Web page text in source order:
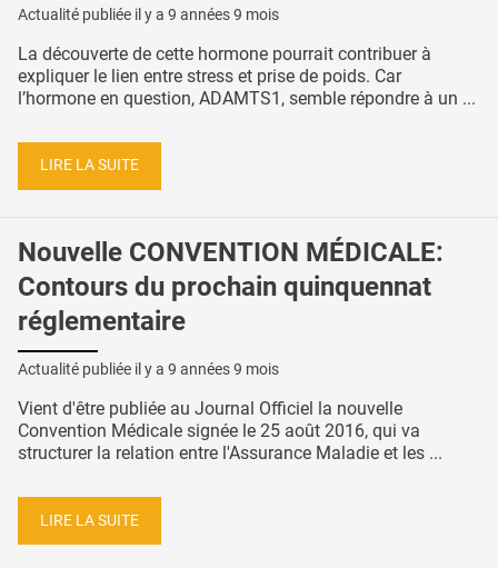
Actualité publiée il y a 9 années 9 mois
La découverte de cette hormone pourrait contribuer à
expliquer le lien entre stress et prise de poids. Car
l’hormone en question, ADAMTS1, semble répondre à un ...
LIRE LA SUITE
Nouvelle CONVENTION MÉDICALE:
Contours du prochain quinquennat
réglementaire
Actualité publiée il y a 9 années 9 mois
Vient d'être publiée au Journal Officiel la nouvelle
Convention Médicale signée le 25 août 2016, qui va
structurer la relation entre l'Assurance Maladie et les ...
LIRE LA SUITE